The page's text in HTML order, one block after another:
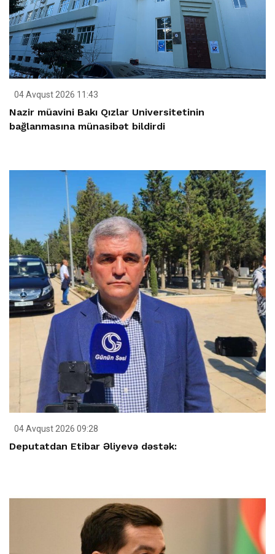
04 Avqust 2026 11:43
Nazir müavini Bakı Qızlar Universitetinin
bağlanmasına münasibət bildirdi
04 Avqust 2026 09:28
Deputatdan Etibar Əliyevə dəstək: